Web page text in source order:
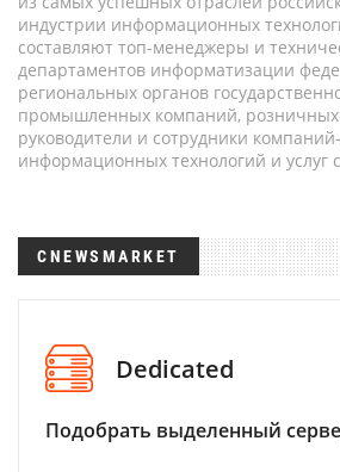
индустрии информационных
составляют топ-менеджеры и
департаментов информатизации
региональных органов
промышленных компаний, розничных
руководители и сотрудники
информационных технологий и услуг
CNEWSMARKET
Dedicated
Подобрать выделенный